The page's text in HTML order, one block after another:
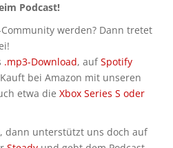
Podcast!
werden? Dann tretet
.mp3-Download, aufSpotify
bei Amazon mit unseren
etwa die Xbox Series S oder
dann unterstützt uns doch auf